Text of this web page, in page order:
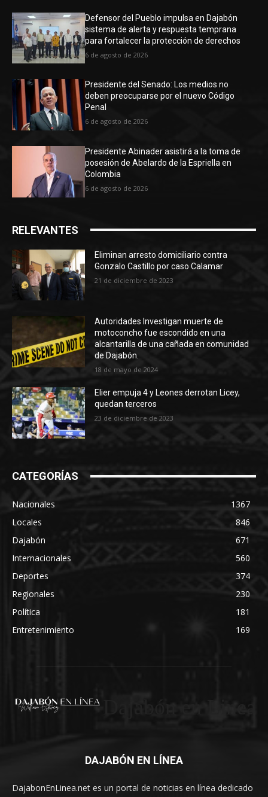
Defensor del Pueblo impulsa en Dajabón
sistema de alerta y respuesta temprana
para fortalecer la protección de derechos
6 de agosto de 2026
Presidente del Senado: Los medios no
deben preocuparse por el nuevo Código
Penal
6 de agosto de 2026
Presidente Abinader asistirá a la toma de
posesión de Abelardo de la Espriella en
Colombia
6 de agosto de 2026
RELEVANTES
Eliminan arresto domiciliario contra
Gonzalo Castillo por caso Calamar
21 de diciembre de 2023
Autoridades Investigan muerte de
motoconcho fue escondido en una
alcantarilla de una cañada en comunidad
de Dajabón.
18 de mayo de 2024
Elier empuja 4 y Leones derrotan Licey,
quedan terceros
23 de diciembre de 2023
CATEGORÍAS
Nacionales
1367
Locales
846
Dajabón
671
Internacionales
560
Deportes
374
Regionales
230
Política
181
Entretenimiento
169
DAJABÓN EN LÍNEA
DajabonEnLinea.net es un portal de noticias en línea dedicado